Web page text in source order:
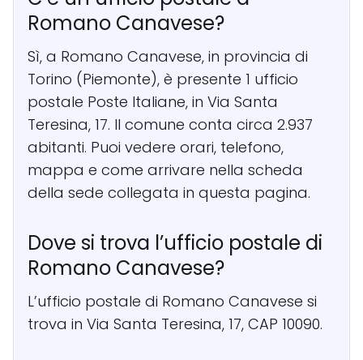
Romano Canavese?
Sì, a Romano Canavese, in provincia di
Torino (Piemonte), è presente 1 ufficio
postale Poste Italiane, in Via Santa
Teresina, 17. Il comune conta circa 2.937
abitanti. Puoi vedere orari, telefono,
mappa e come arrivare nella scheda
della sede collegata in questa pagina.
Dove si trova l’ufficio postale di
Romano Canavese?
L’ufficio postale di Romano Canavese si
trova in Via Santa Teresina, 17, CAP 10090.